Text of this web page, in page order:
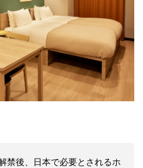
禁後、日本で必要とされるホ